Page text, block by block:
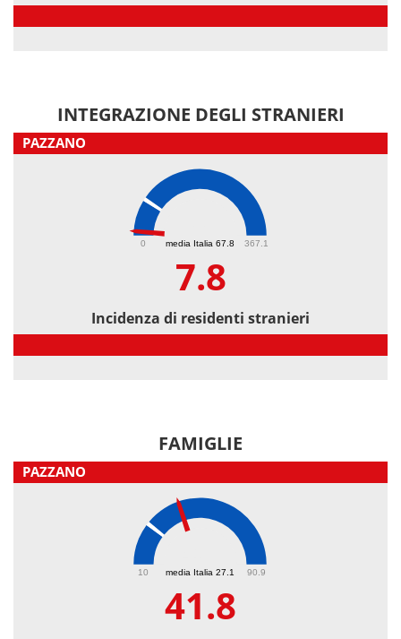
INTEGRAZIONE DEGLI STRANIERI
PAZZANO
media Italia 67.8
0 367.1
7.8
Incidenza di residenti stranieri
FAMIGLIE
PAZZANO
media Italia 27.1
10 90.9
41.8